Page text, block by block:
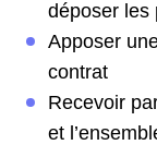
déposer les
Apposer
contrat
Recevoir
et